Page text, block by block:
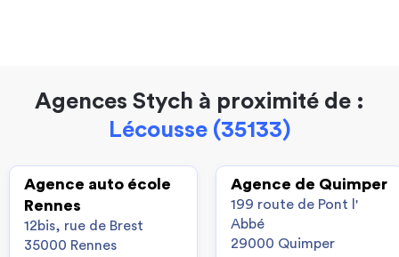
Agences Stych à proximité de :
Lécousse (35133)
Agence auto école
Rennes
12bis, rue de Brest
35000 Rennes
Agence de Quimper
199 route de Pont l'
Abbé
29000 Quimper